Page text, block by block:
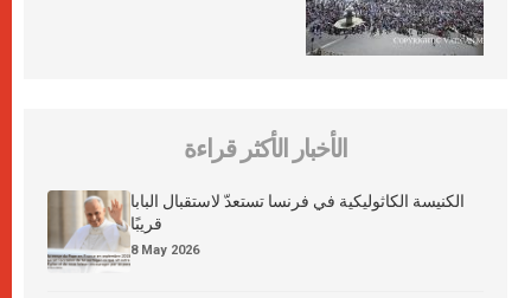
الأخبار الأكثر قراءة
الكنيسة الكاثوليكية في فرنسا تستعدّ لاستقبال البابا
قريبًا
8 May 2026